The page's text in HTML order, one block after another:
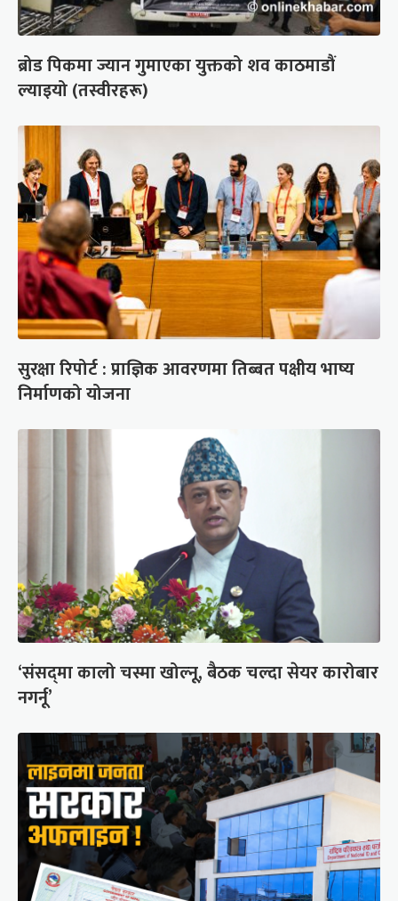
ब्रोड पिकमा ज्यान गुमाएका युक्तको शव काठमाडौं
ल्याइयो (तस्वीरहरू)
सुरक्षा रिपोर्ट : प्राज्ञिक आवरणमा तिब्बत पक्षीय भाष्य
निर्माणको योजना
‘संसद्‍मा कालो चस्मा खोल्नू, बैठक चल्दा सेयर कारोबार
नगर्नू’